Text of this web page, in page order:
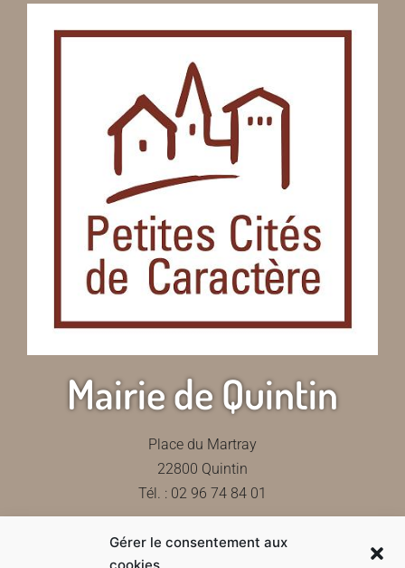
Gérer le consentement aux
Mairie de Quintin
Place du Martray
22800 Quintin
Tél. : 02 96 74 84 01
Contactez-nous